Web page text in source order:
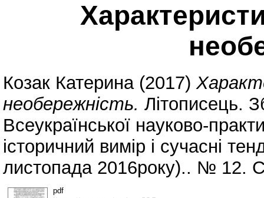
Козак Катерина(2017)
необережність. Літописець.
Всеукраїнської науково-
історичний вимір і сучасні
листопада 2016року).. № 12.
pdf